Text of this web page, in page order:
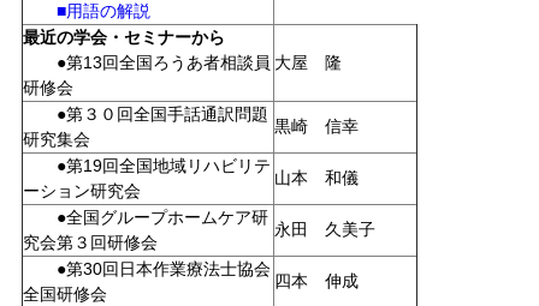
■用語の解説
最近の学会・セミナーから
●第13回全国ろうあ者相談員
研修会
大屋 隆
●第３０回全国手話通訳問題
研究集会
黒崎 信幸
●第19回全国地域リハビリテ
ーション研究会
山本 和儀
●全国グループホームケア研
究会第３回研修会
永田 久美子
●第30回日本作業療法士協会
全国研修会
四本 伸成